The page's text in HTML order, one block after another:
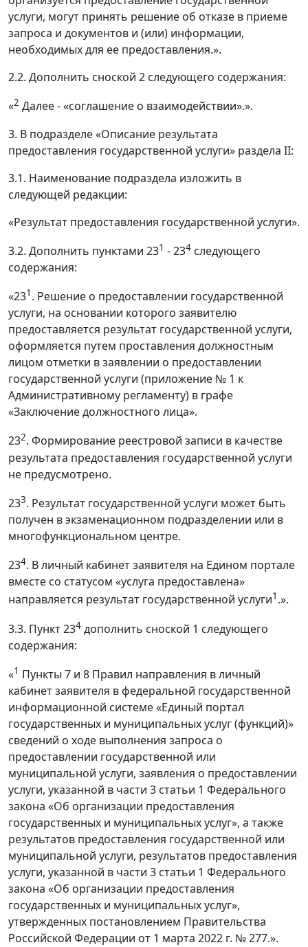
услуги, могут принять решение об отказе в приеме
запроса и документов и (или) информации,
необходимых для ее предоставления.».
2.2. Дополнить сноской 2 следующего содержания:
«2 Далее - «соглашение о взаимодействии».».
3. В подразделе «Описание результата
предоставления государственной услуги» раздела II:
3.1. Наименование подраздела изложить в
следующей редакции:
«Результат предоставления государственной услуги».
3.2. Дополнить пунктами 231 - 234 следующего
содержания:
«231 . Решение о предоставлении государственной
услуги, на основании которого заявителю
предоставляется результат государственной услуги,
оформляется путем проставления должностным
лицом отметки в заявлении о предоставлении
государственной услуги (приложение № 1 к
Административному регламенту) в графе
«Заключение должностного лица».
232. Формирование реестровой записи в качестве
результата предоставления государственной услуги
не предусмотрено.
233. Результат государственной услуги может быть
получен в экзаменационном подразделении или в
многофункциональном центре.
234. В личный кабинет заявителя на Едином портале
вместе со статусом «услуга предоставлена»
направляется результат государственной услуги1 .».
3.3. Пункт 234 дополнить сноской 1 следующего
содержания:
«1 Пункты 7 и 8 Правил направления в личный
кабинет заявителя в федеральной государственной
информационной системе «Единый портал
государственных и муниципальных услуг (функций)»
сведений о ходе выполнения запроса о
предоставлении государственной или
муниципальной услуги, заявления о предоставлении
услуги, указанной в части 3 статьи 1 Федерального
закона «Об организации предоставления
государственных и муниципальных услуг», а также
результатов предоставления государственной или
муниципальной услуги, результатов предоставления
услуги, указанной в части 3 статьи 1 Федерального
закона «Об организации предоставления
государственных и муниципальных услуг»,
утвержденных постановлением Правительства
Российской Федерации от 1 марта 2022 г. № 277.».